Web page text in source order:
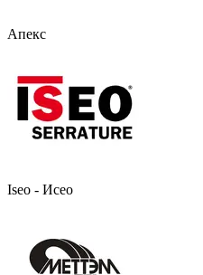
Апекс
Iseo - Исео